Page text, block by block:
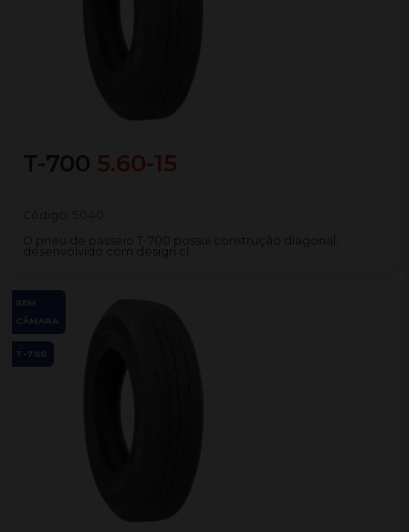
T-700 5.60-15
O pneu de passeio T-700 possui construção diagonal,
desenvolvido com design cl...
SEM
CÂMARA
T-700